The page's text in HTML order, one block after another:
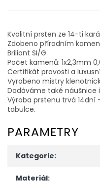
Kvalitní prsten ze 14-ti
Zdobeno přírodním
Briliant SI/G
Počet kamenů: 1x2,3mm
Certifikát pravosti a
Vyrobeno mistry
Dodáváme také náušnice
Výroba prstenu trvá
tabulce.
PARAMETRY
Kategorie:
Materiál: